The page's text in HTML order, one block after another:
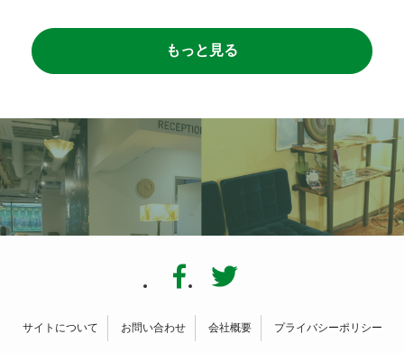
もっと見る
サイトについて お問い合わせ 会社概要 プライバシーポリシー